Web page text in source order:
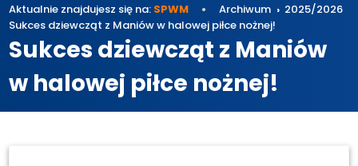
Aktualnie znajdujesz się na: SPWM Archiwum
2025/2026
Sukces dziewcząt z Maniów w halowej piłce nożnej!
Sukces dziewcząt z Maniów
w halowej piłce nożnej!